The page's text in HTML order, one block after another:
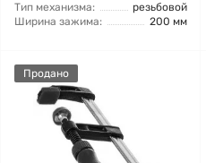
Тип механизма:
резьбовой
Ширина зажима:
200 мм
Продано